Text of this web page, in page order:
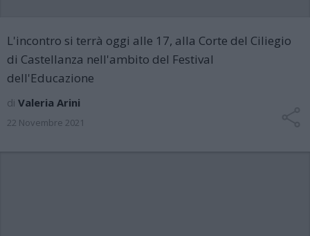
L'incontro si terrà oggi alle 17, alla Corte del Ciliegio
di Castellanza nell'ambito del Festival
dell'Educazione
di Valeria Arini
22 Novembre 2021